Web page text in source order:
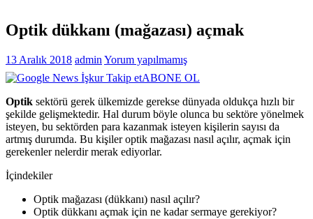
Optik dükkanı (mağazası) açmak
13 Aralık 2018 admin Yorum yapılmamış
ABONE OL
Optik sektörü gerek ülkemizde gerekse dünyada oldukça hızlı bir
şekilde gelişmektedir. Hal durum böyle olunca bu sektöre yönelmek
isteyen, bu sektörden para kazanmak isteyen kişilerin sayısı da
artmış durumda. Bu kişiler optik mağazası nasıl açılır, açmak için
gerekenler nelerdir merak ediyorlar.
İçindekiler
Optik mağazası (dükkanı) nasıl açılır?
Optik dükkanı açmak için ne kadar sermaye gerekiyor?